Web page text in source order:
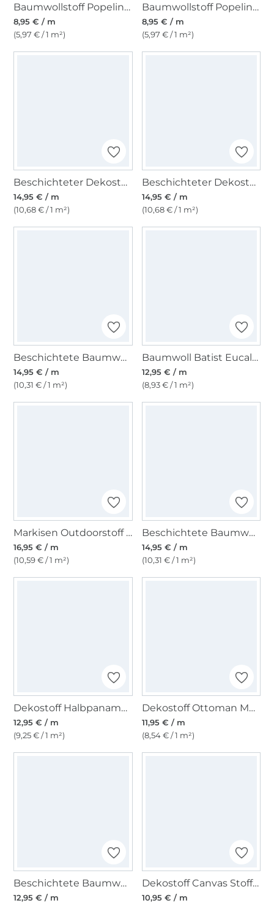
Baumwollstoff Popeline helltürkis
8,95 € / m
(5,97 € / 1 m²)
Baumwollstoff Popeline puder
8,95 € / m
(5,97 € / 1 m²)
Beschichteter Dekostoff Ottoman Blumen, hellgrün
14,95 € / m
(10,68 € / 1 m²)
Beschichteter Dekostoff Ottoman Lemons, wollweiß
14,95 € / m
(10,68 € / 1 m²)
Beschichtete Baumwolle Abstract Shapes, blau
14,95 € / m
(10,31 € / 1 m²)
Baumwoll Batist Eucalyptus Leaves, altgrün
12,95 € / m
(8,93 € / 1 m²)
Markisen Outdoorstoff beige/weiss, 160 cm
16,95 € / m
(10,59 € / 1 m²)
Beschichtete Baumwolle Orange on Stripes, blau
14,95 € / m
(10,31 € / 1 m²)
Dekostoff Halbpanama Fische
12,95 € / m
(9,25 € / 1 m²)
Dekostoff Ottoman Music Cats, beige
11,95 € / m
(8,54 € / 1 m²)
Beschichtete Baumwolle Punkte, hellmint
12,95 € / m
Dekostoff Canvas Stoff uni, taubenblau
10,95 € / m